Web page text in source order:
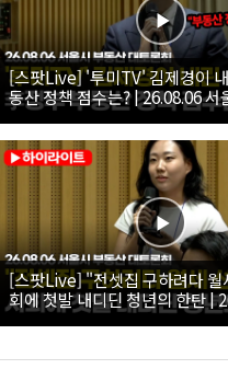
[스팟Live] '투미TV' 김제경이
동산 정책 점수는? | 26.08.06 서
대토론회
[스팟Live] "전셋집 구하려다
회에 첫발 내디딘 청년의 한탄 |
시 부동산 대토론회